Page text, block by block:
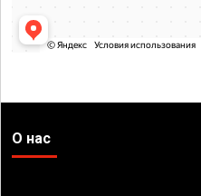
О нас